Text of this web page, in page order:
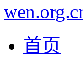
首页